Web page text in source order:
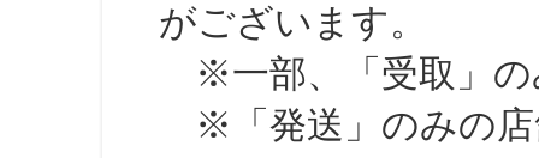
がございます。
※一部、「受取」の
※「発送」のみの店